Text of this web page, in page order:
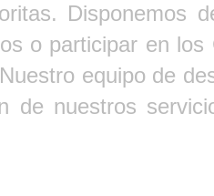
Disponemos
o participar en
equipo de
de nuestros